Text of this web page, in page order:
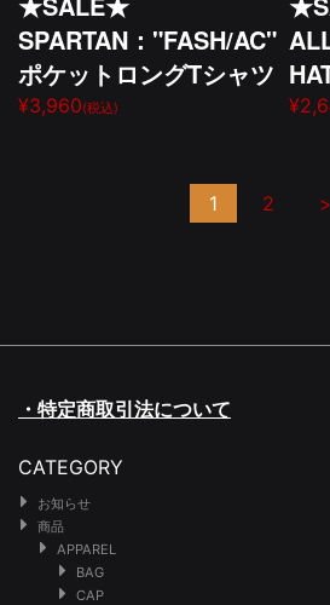
SPARTAN："FASH/AC"
ポケットロングTシャツ
¥3,960(税込)
1 2 >
・特定商取引法について
CATEGORY
お知らせ
商品
APPAREL
BAG
CAP